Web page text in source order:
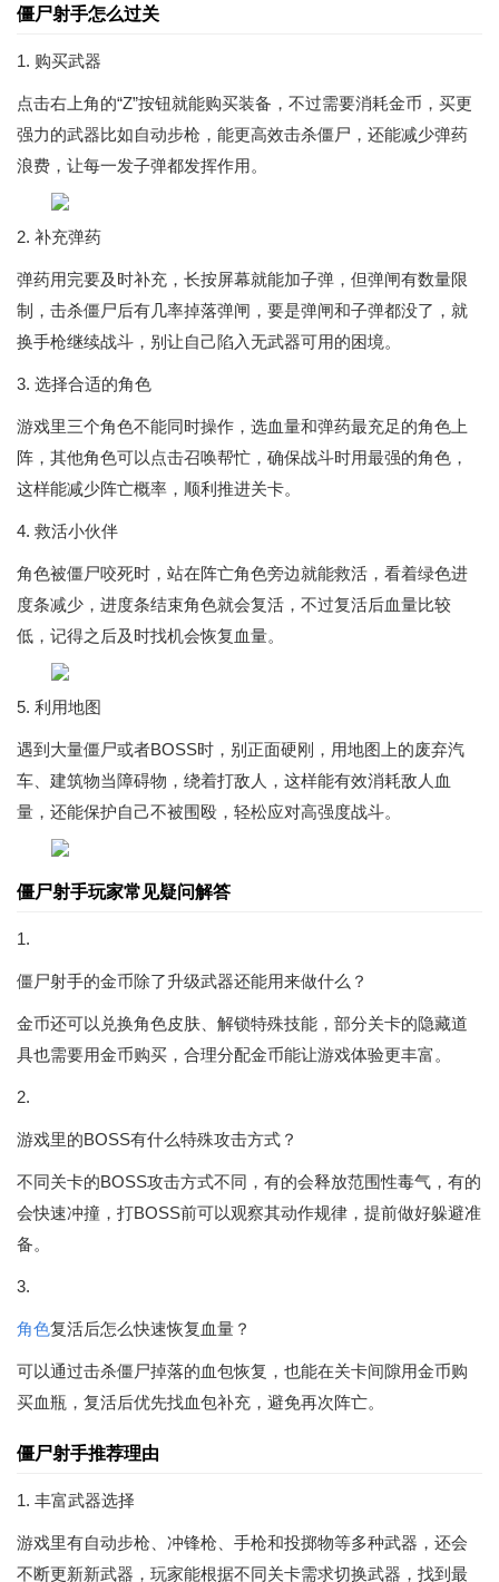
僵尸射手怎么过关
1. 购买武器
点击右上角的“Z”按钮就能购买装备，不过需要消耗金币，买更
强力的武器比如自动步枪，能更高效击杀僵尸，还能减少弹药
浪费，让每一发子弹都发挥作用。
2. 补充弹药
弹药用完要及时补充，长按屏幕就能加子弹，但弹闸有数量限
制，击杀僵尸后有几率掉落弹闸，要是弹闸和子弹都没了，就
换手枪继续战斗，别让自己陷入无武器可用的困境。
3. 选择合适的角色
游戏里三个角色不能同时操作，选血量和弹药最充足的角色上
阵，其他角色可以点击召唤帮忙，确保战斗时用最强的角色，
这样能减少阵亡概率，顺利推进关卡。
4. 救活小伙伴
角色被僵尸咬死时，站在阵亡角色旁边就能救活，看着绿色进
度条减少，进度条结束角色就会复活，不过复活后血量比较
低，记得之后及时找机会恢复血量。
5. 利用地图
遇到大量僵尸或者BOSS时，别正面硬刚，用地图上的废弃汽
车、建筑物当障碍物，绕着打敌人，这样能有效消耗敌人血
量，还能保护自己不被围殴，轻松应对高强度战斗。
僵尸射手玩家常见疑问解答
1.
僵尸射手的金币除了升级武器还能用来做什么？
金币还可以兑换角色皮肤、解锁特殊技能，部分关卡的隐藏道
具也需要用金币购买，合理分配金币能让游戏体验更丰富。
2.
游戏里的BOSS有什么特殊攻击方式？
不同关卡的BOSS攻击方式不同，有的会释放范围性毒气，有的
会快速冲撞，打BOSS前可以观察其动作规律，提前做好躲避准
备。
3.
角色复活后怎么快速恢复血量？
可以通过击杀僵尸掉落的血包恢复，也能在关卡间隙用金币购
买血瓶，复活后优先找血包补充，避免再次阵亡。
僵尸射手推荐理由
1. 丰富武器选择
游戏里有自动步枪、冲锋枪、手枪和投掷物等多种武器，还会
不断更新新武器，玩家能根据不同关卡需求切换武器，找到最